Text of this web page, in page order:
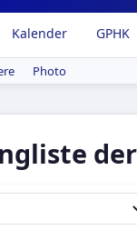
Kalender GPHK
Photo